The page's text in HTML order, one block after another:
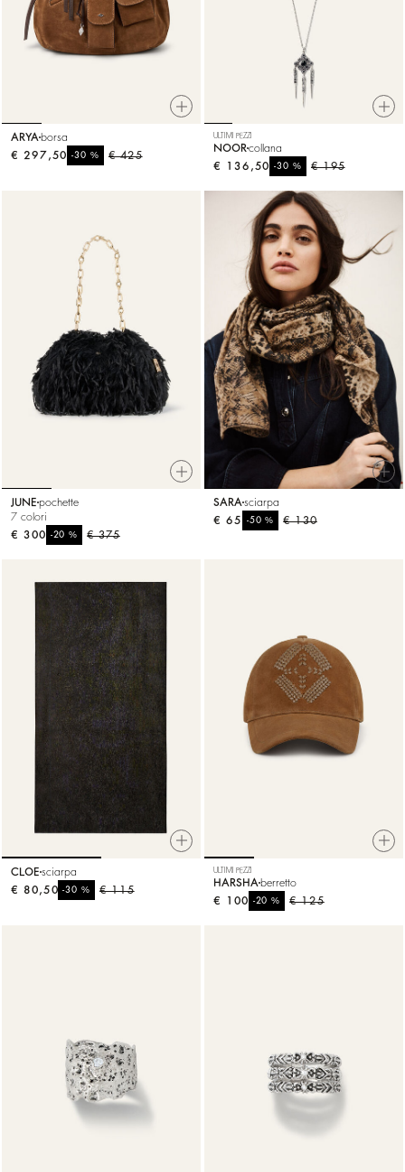
ARYA borsa
€ 425
-30%
€ 297,50
ULTIMI PEZZI
NOOR collana
€ 195
-30%
€ 136,50
JUNE pochette
7 colori
€ 375
-20%
€ 300
SARAsciarpa
€ 130
-50%
€ 65
CLOE sciarpa
€ 115
-30%
€ 80,50
ULTIMI PEZZI
HARSHA berretto
€ 125
-20%
€ 100